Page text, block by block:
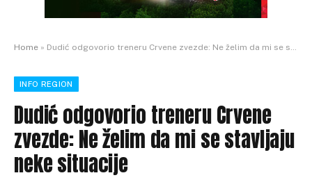
Home » Dudić odgovorio treneru Crvene zvezde: Ne želim da mi se stavljaju neke situacije
INFO REGION
Dudić odgovorio treneru Crvene
zvezde: Ne želim da mi se stavljaju
neke situacije